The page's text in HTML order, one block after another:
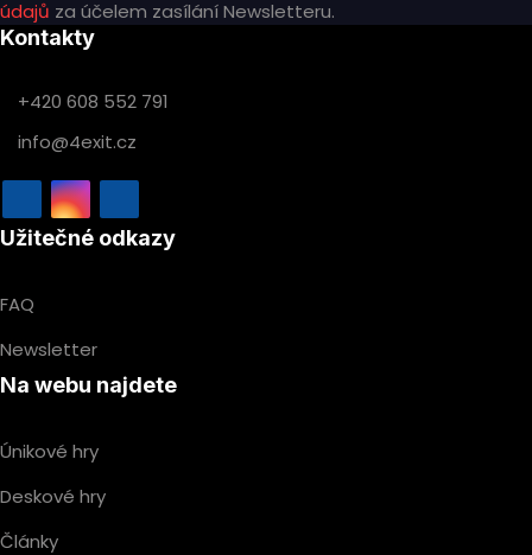
údajů za účelem zasílání Newsletteru.
Kontakty
+420 608 552 791
info@4exit.cz
Užitečné odkazy
FAQ
Newsletter
Na webu najdete
Únikové hry
Deskové hry
Články